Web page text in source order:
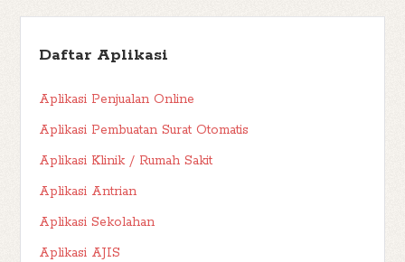
Daftar Aplikasi
Aplikasi Penjualan Online
Aplikasi Pembuatan Surat Otomatis
Aplikasi Klinik / Rumah Sakit
Aplikasi Antrian
Aplikasi Sekolahan
Aplikasi AJIS